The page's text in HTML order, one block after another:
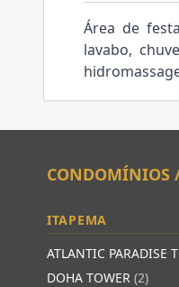
Área de
lavabo,
CONDOMÍNIOS
ITAPEMA
ATLANTIC PARADISE
DOHA TOWER (2)